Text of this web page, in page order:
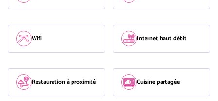
Wifi Internet haut débit
Restauration à proximité Cuisine partagée